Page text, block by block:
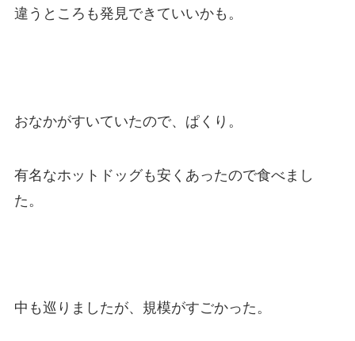
違うところも発見できていいかも。
おなかがすいていたので、ぱくり。
有名なホットドッグも安くあったので食べまし
た。
中も巡りましたが、規模がすごかった。